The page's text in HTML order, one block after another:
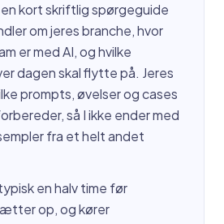
kort skriftlig spørgeguide
om jeres branche, hvor
er med AI, og hvilke
dagen skal flytte på. Jeres
prompts, øvelser og cases
så I ikke ender med
fra et helt andet
en halv time før
op, og kører